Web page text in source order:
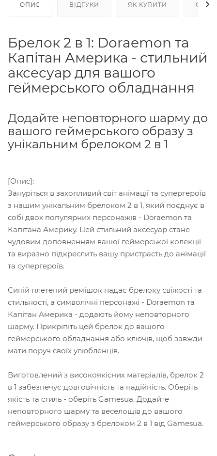
ОПИС ВІДГУКИ ЯК КУПИТИ
Брелок 2 в 1: Doraemon та
Капітан Америка - стильний
аксесуар для вашого
геймерського обладнання
Додайте неповторного шарму до
вашого геймерського образу з
унікальним брелоком 2 в 1
[Опис]:
Зануріться в захопливий світ анімації та супергероїв
з нашим унікальним брелоком 2 в 1, який поєднує в
собі двох популярних персонажів - Doraemon та
Капітана Америку. Цей стильний аксесуар стане
чудовим доповненням вашої геймерської колекції
та виразно підкреслить вашу пристрасть до анімації
та супергероїв.
Синій плетений ремішок надає брелоку свіжості та
стильності, а символічні персонажі - Doraemon та
Капітан Америка - додають йому неповторного
шарму. Прикріпіть цей брелок до вашого
геймерського обладнання або ключів, щоб завжди
мати поруч своїх улюбленців.
Виготовлений з високоякісних матеріалів, брелок 2
в 1 забезпечує довговічність та надійність. Оберіть
якість та стиль - оберіть Gamesua. Додайте
неповторного шарму та веселощів до вашого
геймерського образу з брелоком 2 в 1 від Gamesua.